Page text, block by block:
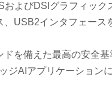
よびDSIグラフィッ
USB2インタフェース
ドを備えた最高の安全
ジAIアプリケーション